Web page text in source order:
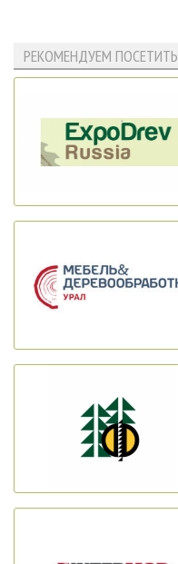
РЕКОМЕНДУЕМ ПОСЕТИТЬ